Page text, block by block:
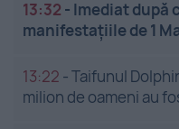
13:32 - Imediat după
manifestațiile de 1
13:22 -Taifunul
milion de oameni au